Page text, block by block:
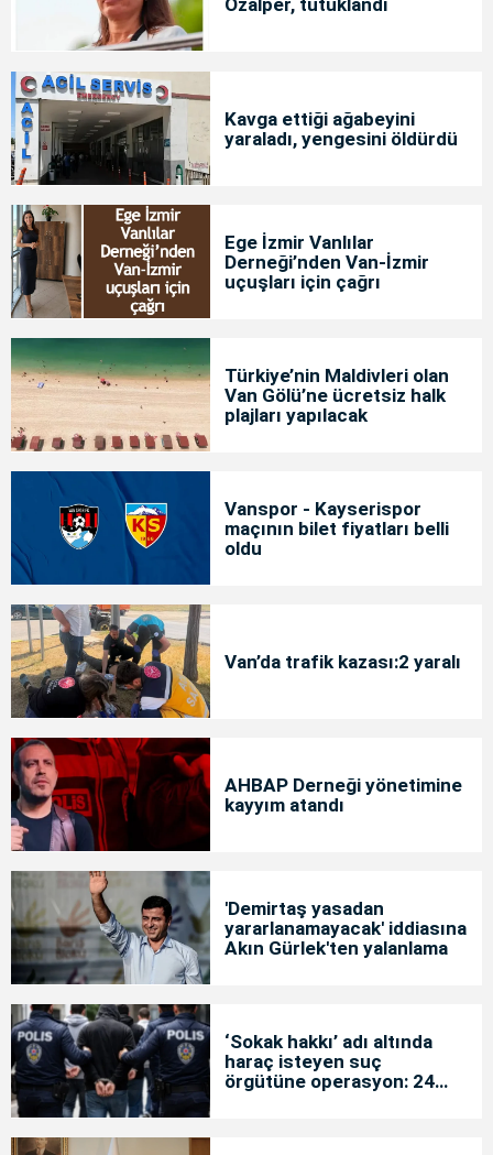
Özalper, tutuklandı
Kavga ettiği ağabeyini
yaraladı, yengesini öldürdü
Ege İzmir Vanlılar
Derneği’nden Van-İzmir
uçuşları için çağrı
Türkiye’nin Maldivleri olan
Van Gölü’ne ücretsiz halk
plajları yapılacak
Vanspor - Kayserispor
maçının bilet fiyatları belli
oldu
Van’da trafik kazası:2 yaralı
AHBAP Derneği yönetimine
kayyım atandı
'Demirtaş yasadan
yararlanamayacak' iddiasına
Akın Gürlek'ten yalanlama
‘Sokak hakkı’ adı altında
haraç isteyen suç
örgütüne operasyon: 24